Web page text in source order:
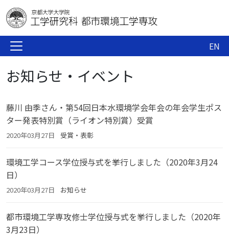
EN
お知らせ・イベント
藤川 由季さん・第54回日本水環境学会年会の年会学生ポス
ター発表特別賞（ライオン特別賞）受賞
2020年03月27日 受賞・表彰
環境工学コース学位授与式を挙行しました（2020年3月24
日）
2020年03月27日 お知らせ
都市環境工学専攻修士学位授与式を挙行しました（2020年
3月23日）